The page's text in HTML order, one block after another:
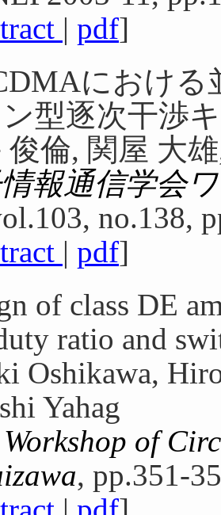
| pdf]
におけ
型逐次干渉
俊倫, 関屋 大
情報通信学会
no.138,
| pdf]
of class DE
ratio and
Oshikawa,
Yahag
of
, pp.351-